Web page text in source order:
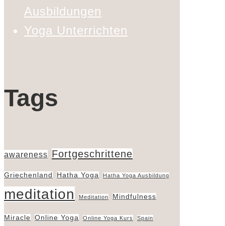
Ausbildungen
Yoga Unterrichten
Tags
awareness Fortgeschrittene
Griechenland Hatha Yoga Hatha Yoga Ausbildung
meditation Meditation Mindfulness
Miracle Online Yoga Online Yoga Kurs Spain